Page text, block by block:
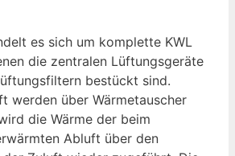
es sich um komplette KWL
die zentralen Lüftungsgeräte
bestückt sind.
werden über Wärmetauscher
die Wärme der beim
Abluft über den